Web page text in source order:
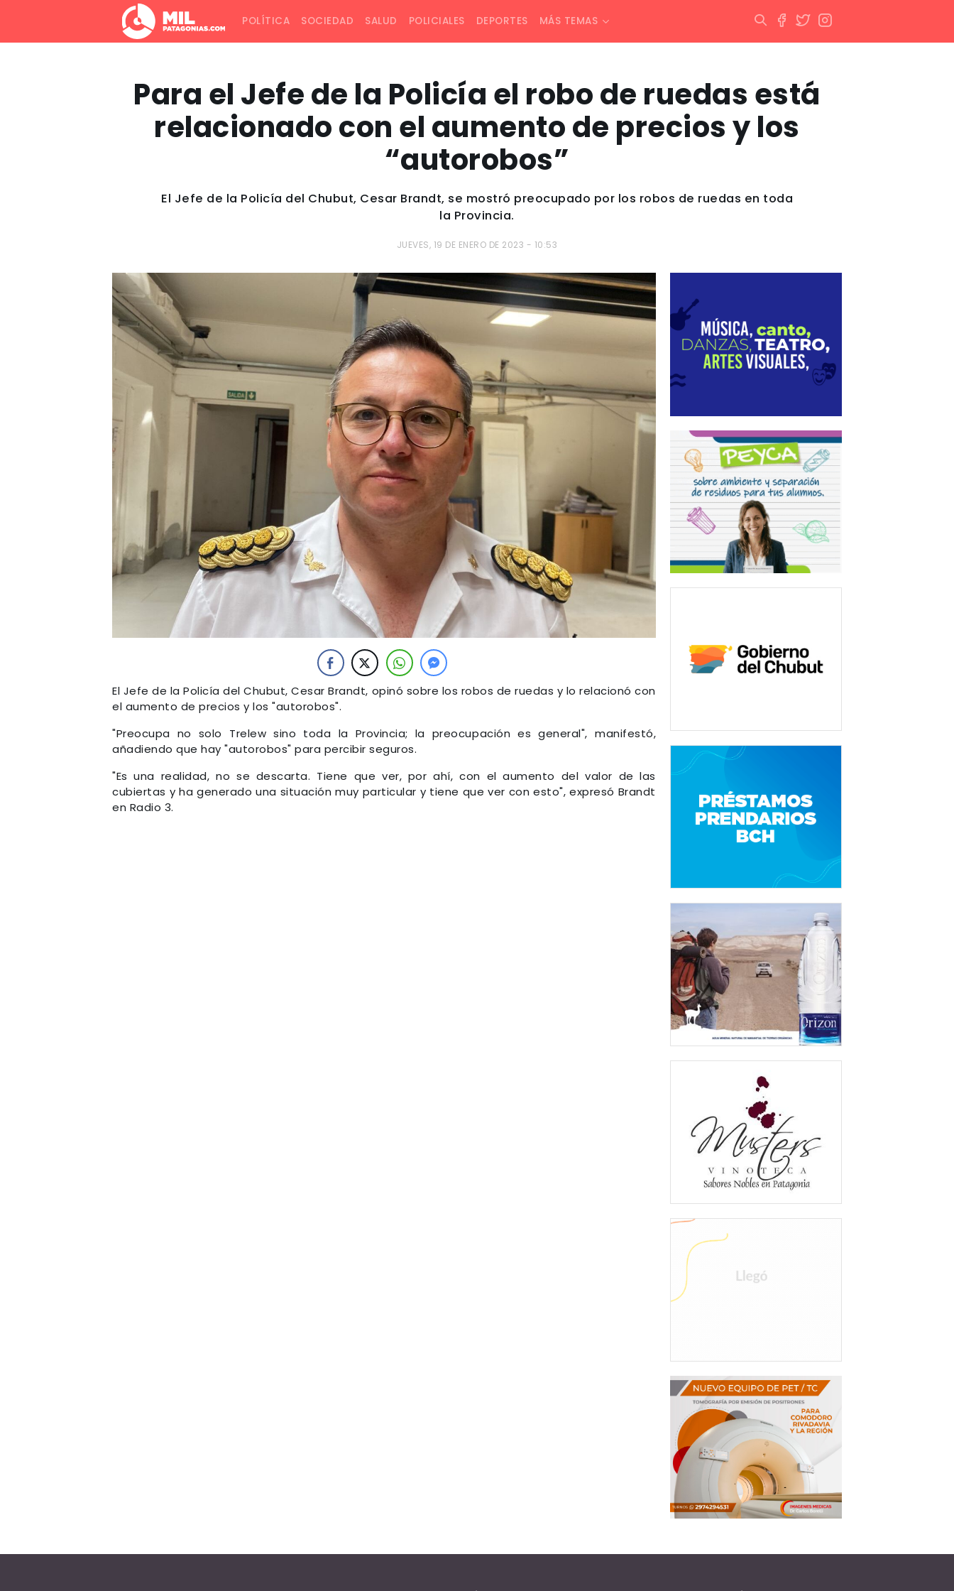
POLÍTICA SOCIEDAD SALUD POLICIALES DEPORTES MÁS TEMAS
Para el Jefe de la Policía el robo de ruedas está
relacionado con el aumento de precios y los
“autorobos”
El Jefe de la Policía del Chubut, Cesar Brandt, se mostró preocupado por los robos de ruedas en toda
la Provincia.
JUEVES, 19 DE ENERO DE 2023 - 10:53
El Jefe de la Policía del Chubut, Cesar Brandt, opinó sobre los robos de ruedas y lo relacionó con
el aumento de precios y los "autorobos".
"Preocupa no solo Trelew sino toda la Provincia; la preocupación es general", manifestó,
añadiendo que hay "autorobos" para percibir seguros.
"Es una realidad, no se descarta. Tiene que ver, por ahí, con el aumento del valor de las
cubiertas y ha generado una situación muy particular y tiene que ver con esto", expresó Brandt
en Radio 3.